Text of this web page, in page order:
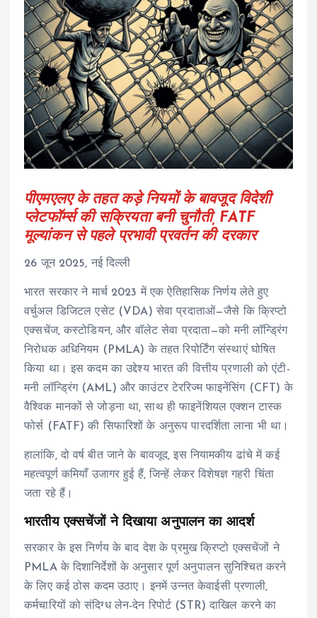
पीएमएलए के तहत कड़े नियमों के बावजूद विदेशी
प्लेटफॉर्म्स की सक्रियता बनी चुनौती, FATF
मूल्यांकन से पहले प्रभावी प्रवर्तन की दरकार
26 जून 2025, नई दिल्ली
भारत सरकार ने मार्च 2023 में एक ऐतिहासिक निर्णय लेते हुए
वर्चुअल डिजिटल एसेट (VDA) सेवा प्रदाताओं—जैसे कि क्रिप्टो
एक्सचेंज, कस्टोडियन, और वॉलेट सेवा प्रदाता—को मनी लॉन्ड्रिंग
निरोधक अधिनियम (PMLA) के तहत रिपोर्टिंग संस्थाएं घोषित
किया था। इस कदम का उद्देश्य भारत की वित्तीय प्रणाली को एंटी-
मनी लॉन्ड्रिंग (AML) और काउंटर टेररिज्म फाइनेंसिंग (CFT) के
वैश्विक मानकों से जोड़ना था, साथ ही फाइनेंशियल एक्शन टास्क
फोर्स (FATF) की सिफारिशों के अनुरूप पारदर्शिता लाना भी था।
हालांकि, दो वर्ष बीत जाने के बावजूद, इस नियामकीय ढांचे में कई
महत्वपूर्ण कमियाँ उजागर हुई हैं, जिन्हें लेकर विशेषज्ञ गहरी चिंता
जता रहे हैं।
भारतीय एक्सचेंजों ने दिखाया अनुपालन का आदर्श
सरकार के इस निर्णय के बाद देश के प्रमुख क्रिप्टो एक्सचेंजों ने
PMLA के दिशानिर्देशों के अनुसार पूर्ण अनुपालन सुनिश्चित करने
के लिए कई ठोस कदम उठाए। इनमें उन्नत केवाईसी प्रणाली,
कर्मचारियों को संदिग्ध लेन-देन रिपोर्ट (STR) दाखिल करने का